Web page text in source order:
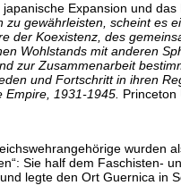
Expansion und das
zu gewährleisten, scheint
der Koexistenz, des
Wohlstands mit anderen
zur Zusammenarbeit
und Fortschritt in ihren
Empire, 1931-1945.
wurden
Sie half dem Faschisten-
legte den Ort Guernica in